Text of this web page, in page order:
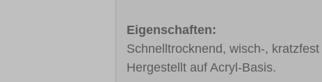
Eigenschaften:
Schnelltrocknend, wisch-,
Hergestellt auf Acryl-Basis.